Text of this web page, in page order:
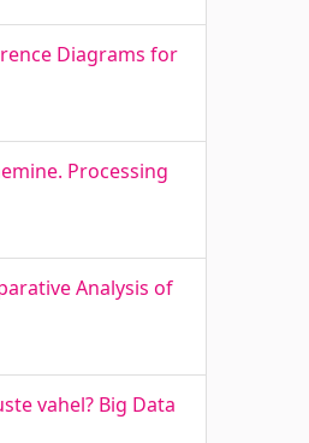
Diagrams for
Processing
Analysis of
vahel? Big Data